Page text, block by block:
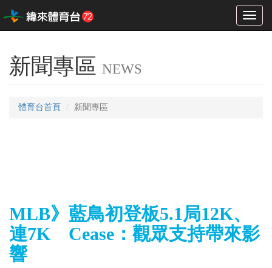
Toggle
新聞專區 NEWS
體育台首頁 新聞專區
MLB》藍鳥初登板5.1局12K、
連7K Cease：觀眾支持帶來影
響